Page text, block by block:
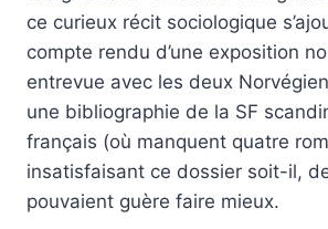
ce curieux récit sociologique
compte rendu d’une exposition
entrevue avec les deux
une bibliographie de la SF
français (où manquent quatre
insatisfaisant ce dossier soit-il,
pouvaient guère faire mieux.